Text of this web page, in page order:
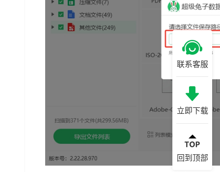
联系客服
立即下载
回到顶部